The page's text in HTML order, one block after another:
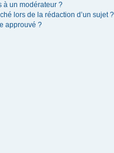
à un modérateur ?
lors de la rédaction d’un sujet ?
approuvé ?